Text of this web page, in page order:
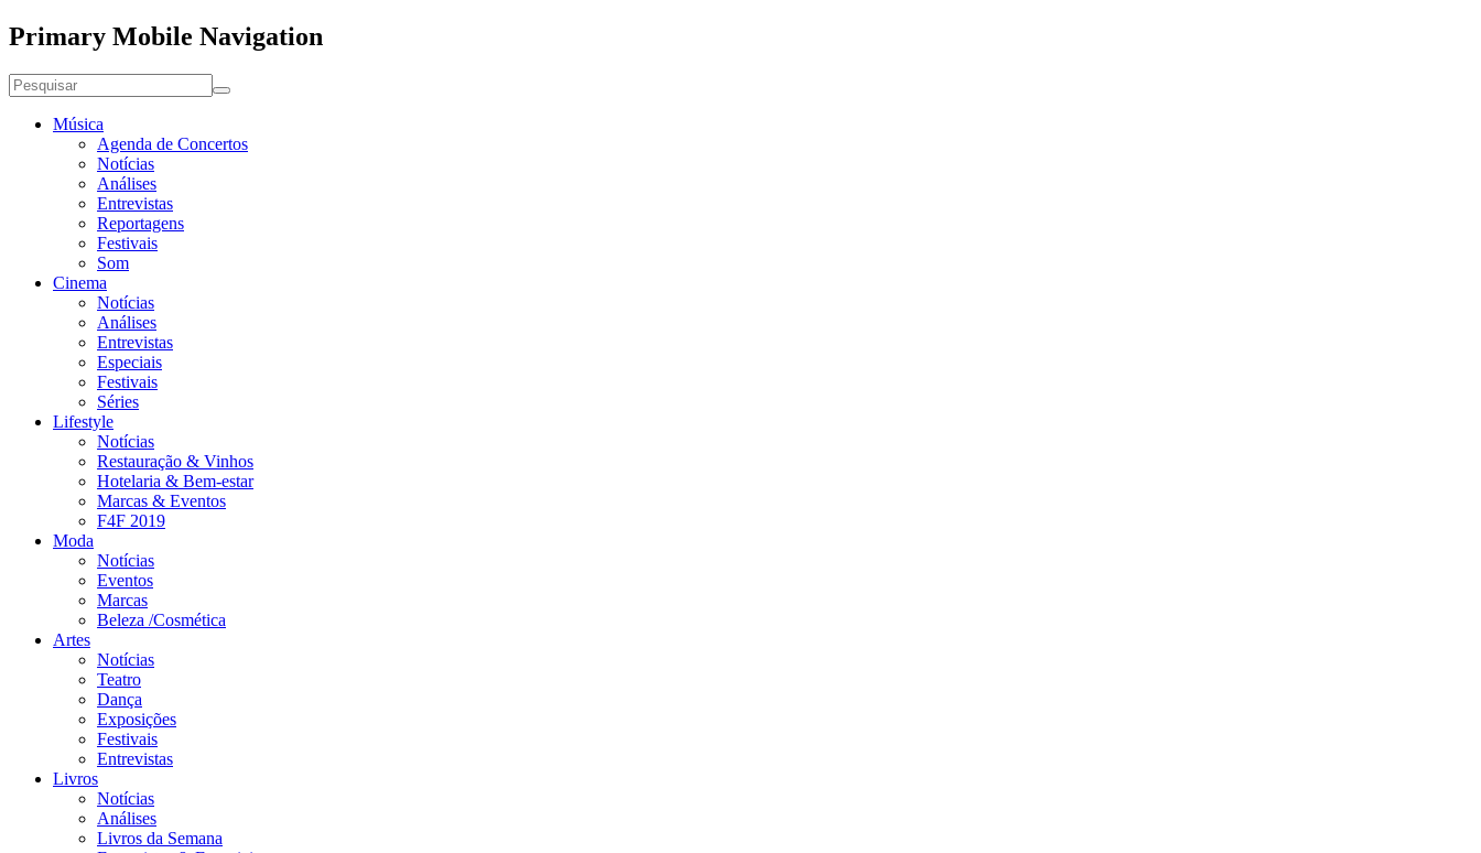
Primary Mobile Navigation
Música
Agenda de Concertos
Notícias
Análises
Entrevistas
Reportagens
Festivais
Som
Cinema
Notícias
Análises
Entrevistas
Especiais
Festivais
Séries
Lifestyle
Notícias
Restauração & Vinhos
Hotelaria & Bem-estar
Marcas & Eventos
F4F 2019
Moda
Notícias
Eventos
Marcas
Beleza /Cosmética
Artes
Notícias
Teatro
Dança
Exposições
Festivais
Entrevistas
Livros
Notícias
Análises
Livros da Semana